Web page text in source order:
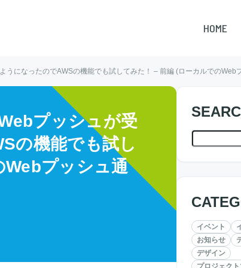
HOME
うになったのでAWSの機能でも試してみた！ – 前編 (ローカルでのWeb
プッシュが受
の機能でも試し
プッシュ通
検索
イベント
お知らせ
デザイン
プロジェク